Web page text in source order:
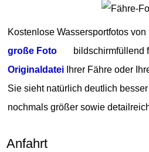
Kostenlose Wassersportfotos
große Foto
bildschirmfüllend
Originaldatei Ihrer Fähre oder
Sie sieht natürlich deutlich
nochmals größer sowie
Anfahrt